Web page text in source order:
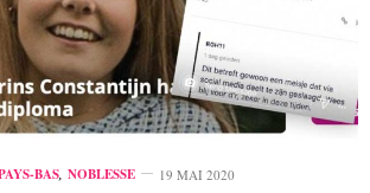
BAS, NOBLESSE 19 MAI 2020